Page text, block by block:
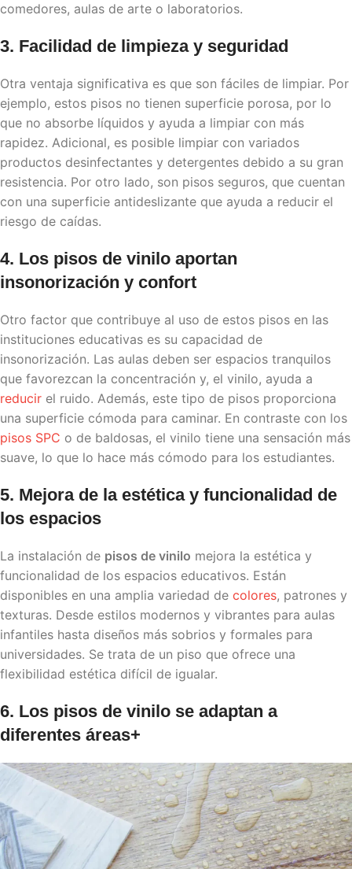
comedores, aulas de arte o laboratorios.
3. Facilidad de limpieza y seguridad
Otra ventaja significativa es que son fáciles de limpiar. Por
ejemplo, estos pisos no tienen superficie porosa, por lo
que no absorbe líquidos y ayuda a limpiar con más
rapidez. Adicional, es posible limpiar con variados
productos desinfectantes y detergentes debido a su gran
resistencia. Por otro lado, son pisos seguros, que cuentan
con una superficie antideslizante que ayuda a reducir el
riesgo de caídas.
4. Los pisos de vinilo aportan
insonorización y confort
Otro factor que contribuye al uso de estos pisos en las
instituciones educativas es su capacidad de
insonorización. Las aulas deben ser espacios tranquilos
que favorezcan la concentración y, el vinilo, ayuda a
reducir el ruido. Además, este tipo de pisos proporciona
una superficie cómoda para caminar. En contraste con los
pisos SPC o de baldosas, el vinilo tiene una sensación más
suave, lo que lo hace más cómodo para los estudiantes.
5. Mejora de la estética y funcionalidad de
los espacios
La instalación de pisos de vinilo mejora la estética y
funcionalidad de los espacios educativos. Están
disponibles en una amplia variedad de colores, patrones y
texturas. Desde estilos modernos y vibrantes para aulas
infantiles hasta diseños más sobrios y formales para
universidades. Se trata de un piso que ofrece una
flexibilidad estética difícil de igualar.
6. Los pisos de vinilo se adaptan a
diferentes áreas+